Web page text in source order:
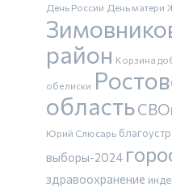
День России День матери
район Корзина
обелиски
область
Юрий Слюсарь
выборы-2024
здравоохранение